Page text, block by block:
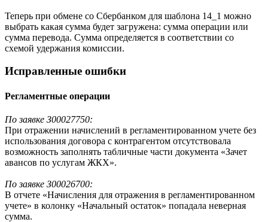
Теперь при обмене со Сбербанком для шаблона 14_1 можно
выбрать какая сумма будет загружена: сумма операции или
сумма перевода. Сумма определяется в соответствии со
схемой удержания комиссии.
Исправленные ошибки
Регламентные операции
По заявке З00027750:
При отражении начислений в регламентированном учете без
использования договора с контрагентом отсутствовала
возможность заполнять табличные части документа «Зачет
авансов по услугам ЖКХ».
По заявке З00026700:
В отчете «Начисления для отражения в регламентированном
учете» в колонку «Начальный остаток» попадала неверная
сумма.